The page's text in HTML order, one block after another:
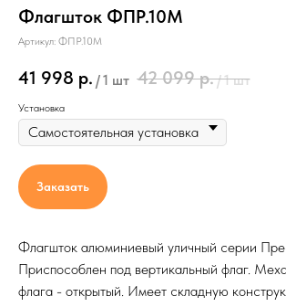
Флагшток ФПР.10М
Артикул: ФПР.10М
41 998 р. /1 шт 42 099 р./1 шт
Установка
Заказать
Флагшток алюминиевый уличный серии
Приспособлен под вертикальный флаг.
флага - открытый. Имеет складную
Условия доставки
по ЛО - от 3500р.
по Санкт-Петербургу - от 3000р
Бесплатная доставка по
При заказе от 5 млн
Стоимость доставки